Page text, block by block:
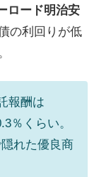
ロード明治安
の利回りが低
報酬は
％くらい。
れた優良商